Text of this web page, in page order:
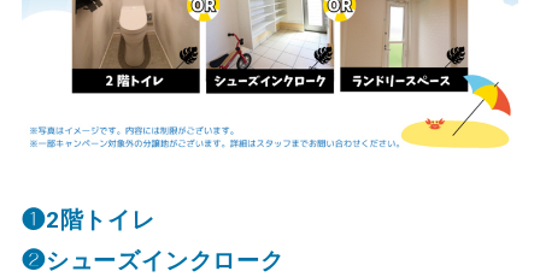
❶2階トイレ
❷シューズインクローク